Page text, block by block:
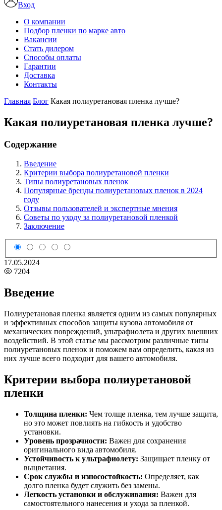
Вход
О компании
Подбор пленки по марке авто
Вакансии
Стать дилером
Способы оплаты
Гарантии
Доставка
Контакты
Главная Блог Какая полиуретановая пленка лучше?
Какая полиуретановая пленка лучше?
Содержание
Введение
Критерии выбора полиуретановой пленки
Типы полиуретановых пленок
Популярные бренды полиуретановых пленок в 2024
году
Отзывы пользователей и экспертные мнения
Советы по уходу за полиуретановой пленкой
Заключение
17.05.2024
7204
Введение
Полиуретановая пленка является одним из самых популярных
и эффективных способов защиты кузова автомобиля от
механических повреждений, ультрафиолета и других внешних
воздействий. В этой статье мы рассмотрим различные типы
полиуретановых пленок и поможем вам определить, какая из
них лучше всего подходит для вашего автомобиля.
Критерии выбора полиуретановой
пленки
Толщина пленки: Чем толще пленка, тем лучше защита,
но это может повлиять на гибкость и удобство
установки.
Уровень прозрачности: Важен для сохранения
оригинального вида автомобиля.
Устойчивость к ультрафиолету: Защищает пленку от
выцветания.
Срок службы и износостойкость: Определяет, как
долго пленка будет служить без замены.
Легкость установки и обслуживания: Важен для
самостоятельного нанесения и ухода за пленкой.